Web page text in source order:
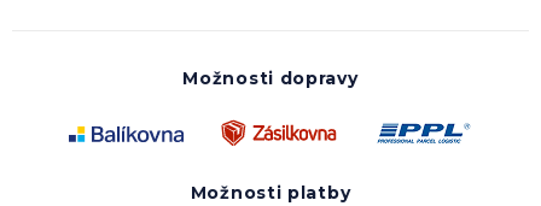
Možnosti dopravy
Možnosti platby